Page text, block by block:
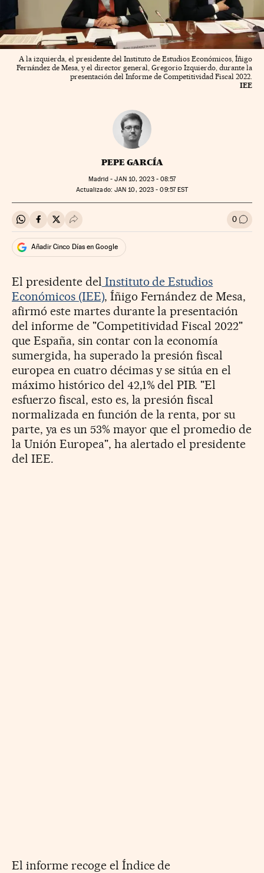
A la izquierda, el presidente del Instituto de Estudios Económicos, Íñigo
Fernández de Mesa, y el director general, Gregorio Izquierdo, durante la
presentación del Informe de Competitividad Fiscal 2022.
IEE
PEPE GARCÍA
Madrid -JAN10, 2023 - 08:57
actualizado: JAN 10, 2023 - 09:57EST
Compartir en Whatsapp
Compartir en Facebook
Compartir en Twitter
Desplegar Redes Sociales 0 Ir a
Añadir Cinco Días en Google
El presidente del Instituto de Estudios
Económicos (IEE), Íñigo Fernández de Mesa,
afirmó este martes durante la presentación
del informe de "Competitividad Fiscal 2022"
que España, sin contar con la economía
sumergida, ha superado la presión fiscal
europea en cuatro décimas y se sitúa en el
máximo histórico del 42,1% del PIB. "El
esfuerzo fiscal, esto es, la presión fiscal
normalizada en función de la renta, por su
parte, ya es un 53% mayor que el promedio de
la Unión Europea", ha alertado el presidente
del IEE.
El informe recoge el Índice de